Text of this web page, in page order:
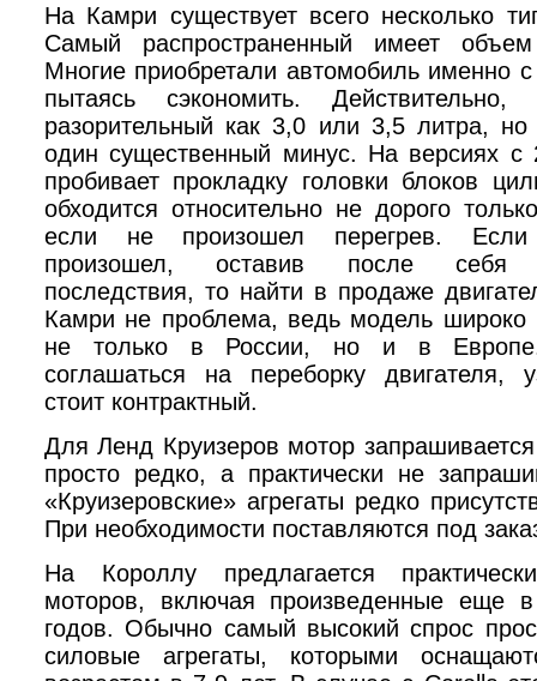
На Камри существует всего несколько
Самый распространенный имеет
Многие приобретали автомобиль именно
пытаясь сэкономить.
разорительный как 3,0 или 3,5 литра, но
один существенный минус. На версиях с
пробивает прокладку головки блоков
обходится относительно не дорого
если не произошел перегрев.
произошел, оставив после себя
последствия, то найти в продаже
Камри не проблема, ведь модель широко
не только в России, но и в
соглашаться на переборку двигателя,
стоит контрактный.
Для Ленд Круизеров мотор
просто редко, а практически не
«Круизеровские» агрегаты редко
При необходимости поставляются под
На Короллу предлагается
моторов, включая произведенные еще
годов. Обычно самый высокий спрос
силовые агрегаты, которыми